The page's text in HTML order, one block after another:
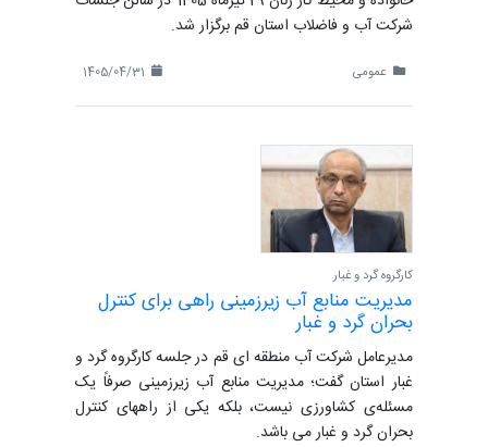
شرکت آب و فاضلاب استان قم برگزار شد.
عمومی
کارگروه گرد و غبار
مدیریت منابع آب زیرزمینی راهی برای کنترل
بحران گرد و غبار
مدیرعامل شرکت آب منطقه ای قم در جلسه کارگروه گرد و
غبار استان گفت؛ مدیریت منابع آب زیرزمینی صرفاً یک
مسئله‌ی کشاورزی نیست، بلکه یکی از راههای کنترل
بحران گرد و غبار می باشد.